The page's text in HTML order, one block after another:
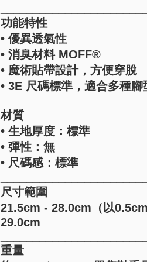
功能特性
• 優異透氣性
• 消臭材料 MOFF®
• 魔術貼帶設計，方便穿脫
• 3E 尺碼標準，適合多種腳
材質
• 生地厚度：標準
• 彈性：無
• 尺碼感：標準
尺寸範圍
21.5cm - 28.0cm（以0.5cm
29.0cm
重量